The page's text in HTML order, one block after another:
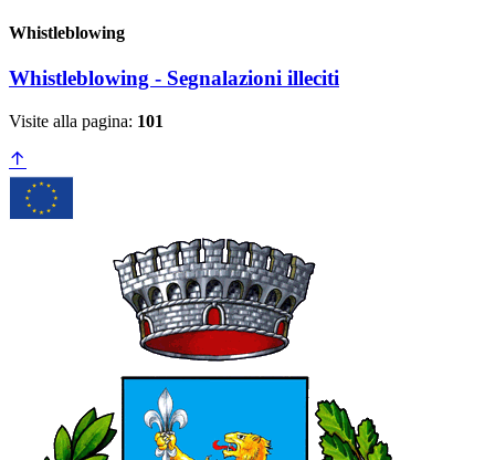
Whistleblowing
Whistleblowing - Segnalazioni illeciti
Visite alla pagina: 101